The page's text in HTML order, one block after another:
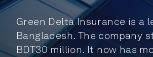
Green Delta Insurance is a
Bangladesh. The company
BDT30 million. It now has